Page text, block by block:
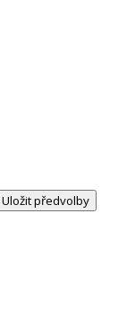
Uložit předvolby